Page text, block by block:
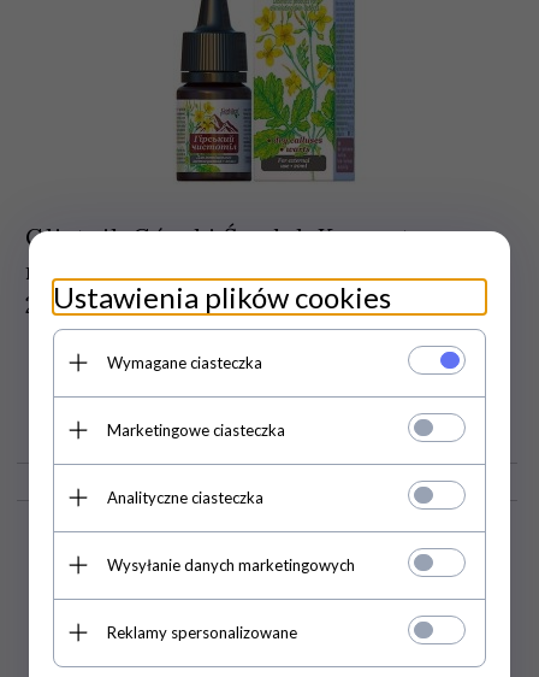
Glistnik Górski Środek Kosmetyczny
na Kurzajki i Brodawki, Golden Pharm,
20ml
38,00 PLN
Cena jednostkowa: 1900.00 PLN
Ustawienia plików cookies
Wymagane ciasteczka
Marketingowe ciasteczka
Analityczne ciasteczka
Wysyłanie danych marketingowych
Reklamy spersonalizowane